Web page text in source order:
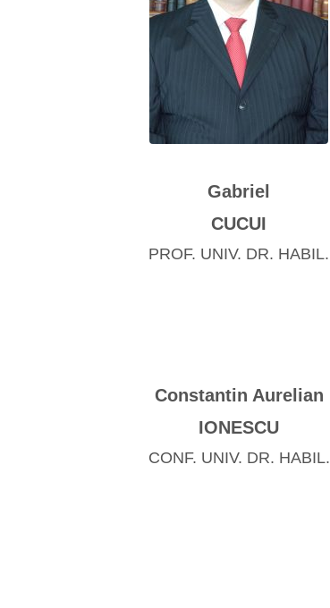
Gabriel
CUCUI
PROF. UNIV. DR. HABIL.
Constantin Aurelian
IONESCU
CONF. UNIV. DR. HABIL.